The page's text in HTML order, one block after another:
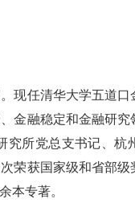
现任清华大学五道
金融稳定和金融研
所党总支书记、杭
荣获国家级和省部级
本专著。